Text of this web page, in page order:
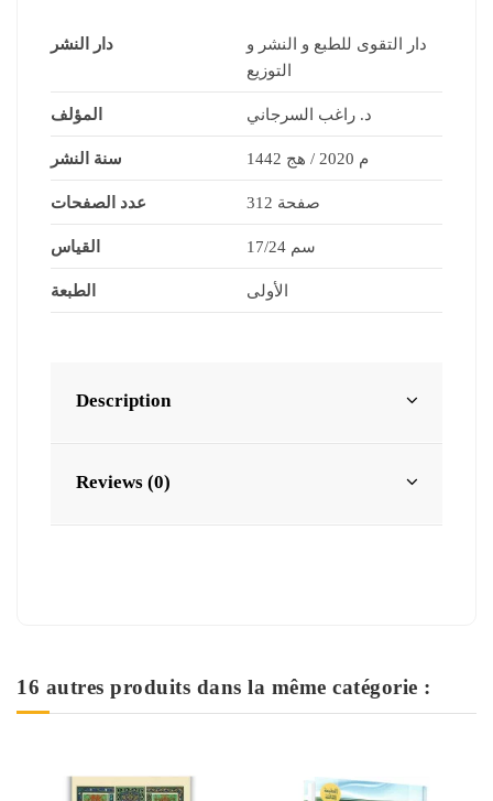
دار النشر
دار التقوى للطبع و النشر و
التوزيع
المؤلف د. راغب السرجاني
سنة النشر م 2020 / هج 1442
عدد الصفحات 312 صفحة
القياس 17/24 سم
الطبعة الأولى
Description
Reviews (0)
16 autres produits dans la même catégorie :